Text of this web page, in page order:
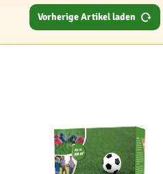
Vorherige Artikel laden